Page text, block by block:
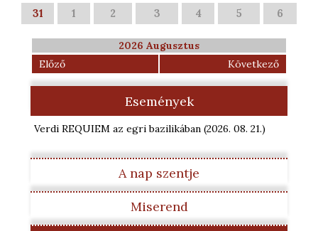
31
1 2 3 4 5 6
2026 Augusztus
Előző
Következő
Események
Verdi REQUIEM az egri bazilikában (2026. 08. 21.)
A nap szentje
Miserend